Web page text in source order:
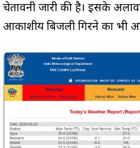
चेतावनी जारी की है। इसके
आकाशीय बिजली गिरने का भी